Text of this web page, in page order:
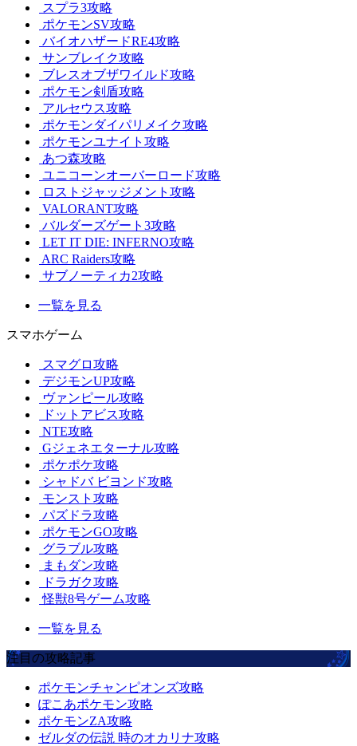
スプラ3攻略
ポケモンSV攻略
バイオハザードRE4攻略
サンブレイク攻略
ブレスオブザワイルド攻略
ポケモン剣盾攻略
アルセウス攻略
ポケモンダイパリメイク攻略
ポケモンユナイト攻略
あつ森攻略
ユニコーンオーバーロード攻略
ロストジャッジメント攻略
VALORANT攻略
バルダーズゲート3攻略
LET IT DIE: INFERNO攻略
ARC Raiders攻略
サブノーティカ2攻略
一覧を見る
スマホゲーム
スマグロ攻略
デジモンUP攻略
ヴァンピール攻略
ドットアビス攻略
NTE攻略
Gジェネエターナル攻略
ポケポケ攻略
シャドバ ビヨンド攻略
モンスト攻略
パズドラ攻略
ポケモンGO攻略
グラブル攻略
まもダン攻略
ドラガク攻略
怪獣8号ゲーム攻略
一覧を見る
注目の攻略記事
ポケモンチャンピオンズ攻略
ぽこあポケモン攻略
ポケモンZA攻略
ゼルダの伝説 時のオカリナ攻略